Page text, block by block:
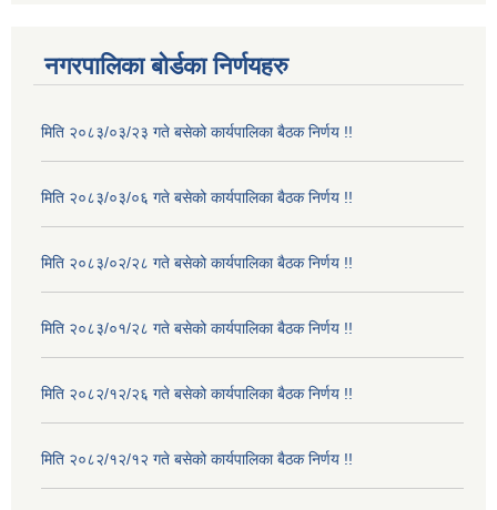
नगरपालिका बोर्डका निर्णयहरु
मिति २०८३/०३/२३ गते बसेको कार्यपालिका बैठक निर्णय !!
मिति २०८३/०३/०६ गते बसेको कार्यपालिका बैठक निर्णय !!
मिति २०८३/०२/२८ गते बसेको कार्यपालिका बैठक निर्णय !!
मिति २०८३/०१/२८ गते बसेको कार्यपालिका बैठक निर्णय !!
मिति २०८२/१२/२६ गते बसेको कार्यपालिका बैठक निर्णय !!
मिति २०८२/१२/१२ गते बसेको कार्यपालिका बैठक निर्णय !!